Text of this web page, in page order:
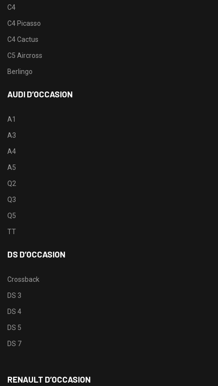
C4
C4 Picasso
C4 Cactus
C5 Aircross
Berlingo
AUDI D’OCCASION
A1
A3
A4
A5
Q2
Q3
Q5
TT
DS D’OCCASION
Crossback
DS 3
DS 4
DS 5
DS 7
RENAULT D’OCCASION